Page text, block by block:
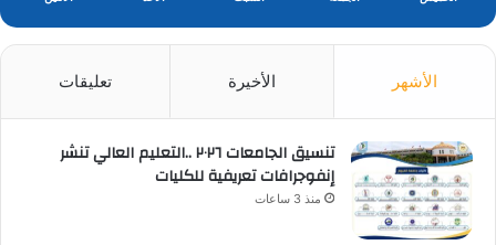
الأشهر الأخيرة تعليقات
تنسيق الجامعات ٢٠٢٦ ..التعليم العالي تنشر
إنفوجرافات تعريفية للكليات
منذ 3 ساعات